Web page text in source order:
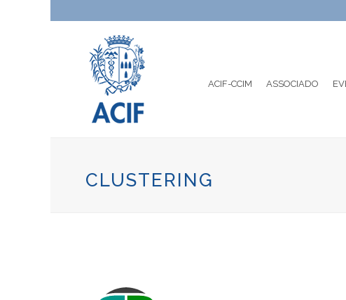
ACIF-CCIM ASSOCIADO
CLUSTERING